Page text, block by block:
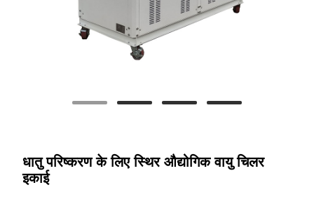
धातु परिष्करण के लिए स्थिर औद्योगिक वायु चिलर
इकाई